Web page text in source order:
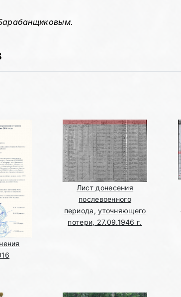
Лист донесения
послевоенного
периода, уточняющего
потери, 27.09.1946 г.